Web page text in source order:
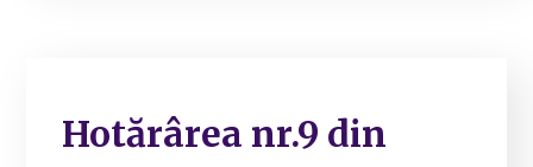
Hotărârea nr.9 din